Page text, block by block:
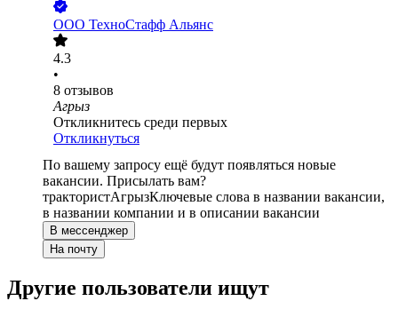
ООО ТехноСтафф Альянс
4.3
•
8 отзывов
Агрыз
Откликнитесь среди первых
Откликнуться
По вашему запросу ещё будут появляться новые
вакансии. Присылать вам?
трактористАгрызКлючевые слова в названии вакансии,
в названии компании и в описании вакансии
В мессенджер
На почту
Другие пользователи ищут